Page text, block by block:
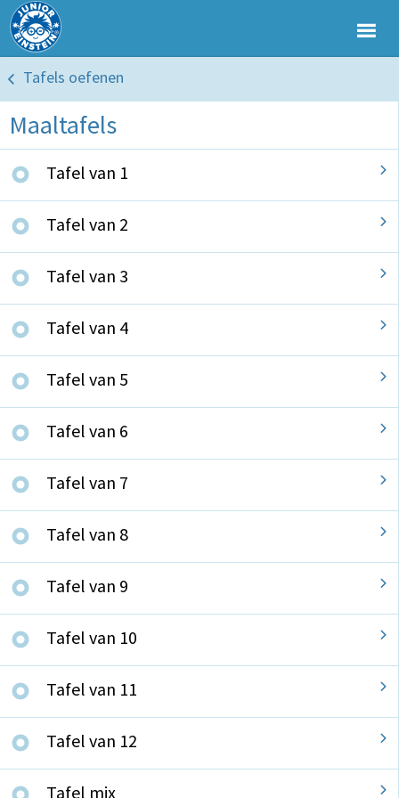
Tafels oefenen
Maaltafels
Tafel van 1
Tafel van 2
Tafel van 3
Tafel van 4
Tafel van 5
Tafel van 6
Tafel van 7
Tafel van 8
Tafel van 9
Tafel van 10
Tafel van 11
Tafel van 12
Tafel mix